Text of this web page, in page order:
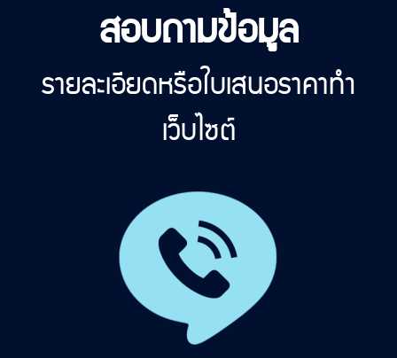
สอบถามข้อมูล
รายละเอียดหรือใบเสนอราคาทำ
เว็บไซต์